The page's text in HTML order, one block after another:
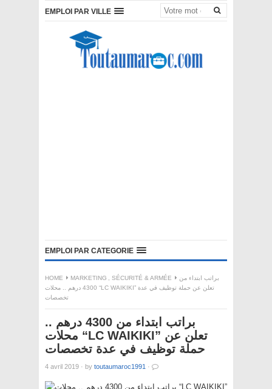
EMPLOI PAR VILLE
EMPLOI PAR CATEGORIE
HOME MARKETING , SÉCURITÉ & ARMÉE
براتب ابتداء من
4300 درهم .. محلات “LC WAIKIKI” تعلن عن حملة توظيف في عدة
تخصصات
براتب ابتداء من 4300 درهم ..
محلات “LC WAIKIKI” تعلن عن
حملة توظيف في عدة تخصصات
4 avril 2019 · by toutaumaroc1991 ·